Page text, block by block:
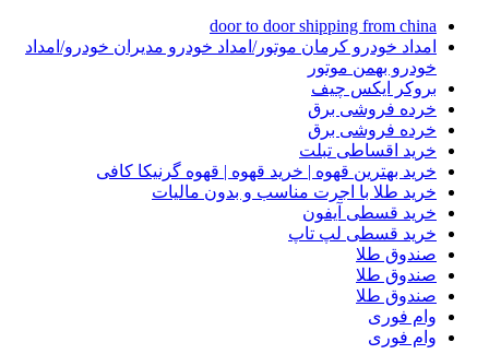
door to door shipping from china
امداد خودرو کرمان موتور/امداد خودرو مدیران خودرو/امداد
خودرو بهمن موتور
بروکر ایکس چیف
خرده فروشی برق
خرده فروشی برق
خرید اقساطی تبلت
خرید بهترین قهوه | خرید قهوه | قهوه گرنیکا کافی
خرید طلا با اجرت مناسب و بدون مالیات
خرید قسطی آیفون
خرید قسطی لپ تاپ
صندوق طلا
صندوق طلا
صندوق طلا
وام فوری
وام فوری